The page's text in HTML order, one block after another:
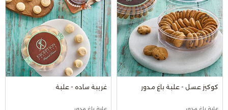
كوكيز عسل - علبة باغ مدور غريبة ساده - علبة